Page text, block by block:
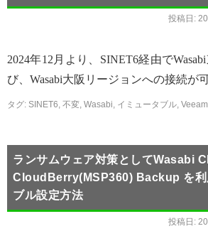
投稿日:
2024年12月より、SINET6経由で
び、Wasabi大阪リージョンへの接続
タグ: SINET6, 不変, Wasabi, イミュータブル, Veeam
ランサムウェア対策としてWasabi
CloudBerry(MSP360) Backup を利
ブル設定方法
投稿日: